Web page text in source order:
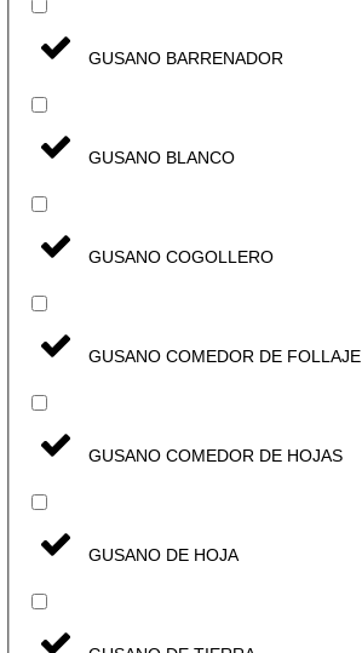
GUSANO BARRENADOR
GUSANO BLANCO
GUSANO COGOLLERO
GUSANO COMEDOR DE FOLLAJE
GUSANO COMEDOR DE HOJAS
GUSANO DE HOJA